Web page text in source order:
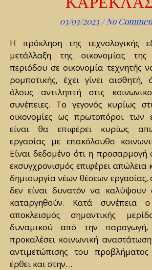
03/03/2023 / No
Η πρόκληση της τεχνολογικής εξέλιξης και η
μετάλλαξη της οικονομίας της
περιόδου σε οικονομία τεχνητής
ρομποτικής, έχει γίνει
όλους αντιληπτή στις
συνέπειες. Το γεγονός κυρίως
οικονομίες ως πρωτοπόροι των
είναι θα επιφέρει κυρίως
εργασίας με επακόλουθο
Είναι δεδομένο ότι η προσαρμογή
εκσυγχρονισμός επιφέρει
δημιουργία νέων θέσεων εργασίας,
δεν είναι δυνατόν να
καταργηθούν. Κατά συνέπεια ο
αποκλεισμός σημαντικής
δυναμικού από την παραγωγή,
προκαλέσει κοινωνική
αντιμετώπισης του
έρθει και στην…